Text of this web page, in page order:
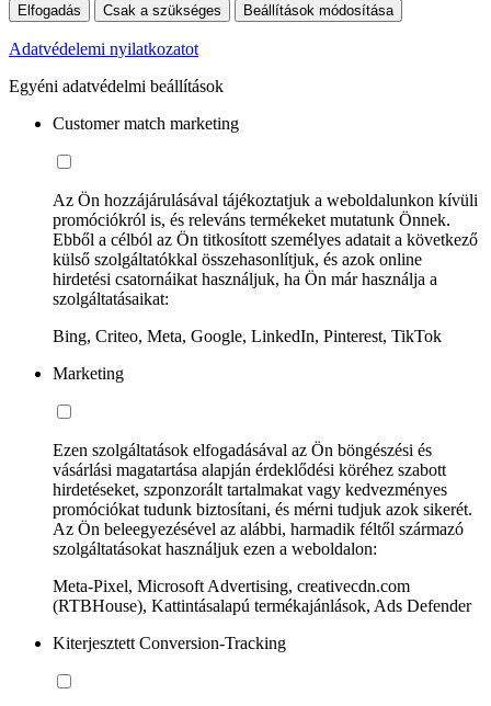
Elfogadás Csak a szükséges Beállítások módosítása
Adatvédelemi nyilatkozatot
Egyéni adatvédelmi beállítások
Customer match marketing
Az Ön hozzájárulásával tájékoztatjuk a weboldalunkon kívüli
promóciókról is, és releváns termékeket mutatunk Önnek.
Ebből a célból az Ön titkosított személyes adatait a következő
külső szolgáltatókkal összehasonlítjuk, és azok online
hirdetési csatornáikat használjuk, ha Ön már használja a
szolgáltatásaikat:
Bing, Criteo, Meta, Google, LinkedIn, Pinterest, TikTok
Marketing
Ezen szolgáltatások elfogadásával az Ön böngészési és
vásárlási magatartása alapján érdeklődési köréhez szabott
hirdetéseket, szponzorált tartalmakat vagy kedvezményes
promóciókat tudunk biztosítani, és mérni tudjuk azok sikerét.
Az Ön beleegyezésével az alábbi, harmadik féltől származó
szolgáltatásokat használjuk ezen a weboldalon:
Meta-Pixel, Microsoft Advertising, creativecdn.com
(RTBHouse), Kattintásalapú termékajánlások, Ads Defender
Kiterjesztett Conversion-Tracking